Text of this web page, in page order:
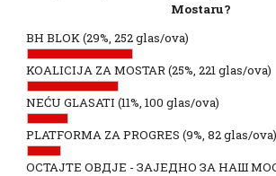
Mostaru?
BH BLOK(29%, 252 glas/ova)
KOALICIJA ZA MOSTAR(25%, 221 glas/ova)
NEĆU GLASATI (11%, 100 glas/ova)
PLATFORMA ZA PROGRES (9%, 82 glas/ova)
ОСТАЈТЕ ОВДЈЕ - ЗАЈЕДНО ЗА НАШ